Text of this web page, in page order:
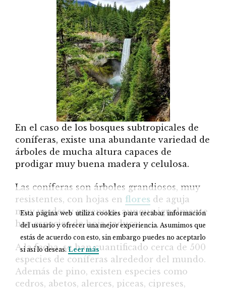
En el caso de los bosques subtropicales de
coníferas, existe una abundante variedad de
árboles de mucha altura capaces de
prodigar muy buena madera y celulosa.
Las coníferas son árboles grandiosos, muy
resistentes, con hojas en flores de aguja
muy verdes y perennes, aunque igualmente
hay especies de hoja caduca.
A la fecha, se han cuantificado cerca de 500
especies de coníferas alrededor del mundo.
Además de pino, existen especies como
cedros, abetos, alerces, piceas, cipreses,
Esta página web utiliza cookies para recabar información
del usuario y ofrecer una mejor experiencia. Asumimos que
estás de acuerdo con esto, sin embargo puedes no aceptarlo
si así lo deseas.Leer más